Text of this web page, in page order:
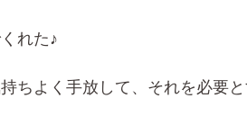
れた♪
ちよく手放して、それを必要